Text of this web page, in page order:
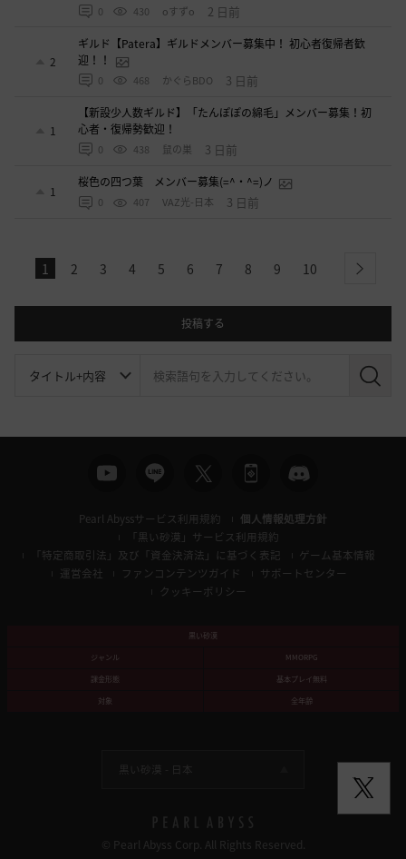
0 430 oすずo 2 日前
2
ギルド【Patera】ギルドメンバー募集中！ 初心者復帰者歓
迎！！
0 468 かぐらBDO 3 日前
1
【新設少人数ギルド】「たんぽぽの綿毛」メンバー募集！初
心者・復帰勢歓迎！
0 438 鼠の巣 3 日前
1
桜色の四つ葉 メンバー募集(=^・^=)ノ
0 407 VAZ光-日本 3 日前
1 2 3 4 5 6 7 8 9 10 next
投稿する
検
Pearl Abyssサービス利用規約
個人情報処理方針
「黒い砂漠」サービス利用規約
「特定商取引法」及び「資金決済法」に基づく表記
ゲーム基本情報
運営会社
ファンコンテンツガイド
サポートセンター
クッキーポリシー
黒い砂漠
ジャンル
MMORPG
課金形態
基本プレイ無料
対象
全年齢
黒い砂漠 - 日本
© Pearl Abyss Corp. All Rights Reserved.